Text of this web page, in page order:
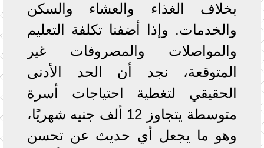
بخلاف الغذاء والعشاء والسكن
والخدمات. وإذا أضفنا تكلفة التعليم
والمواصلات والمصروفات غير
المتوقعة، نجد أن الحد الأدنى
الحقيقي لتغطية احتياجات أسرة
متوسطة يتجاوز 12 ألف جنيه شهريًا،
وهو ما يجعل أي حديث عن تحسن